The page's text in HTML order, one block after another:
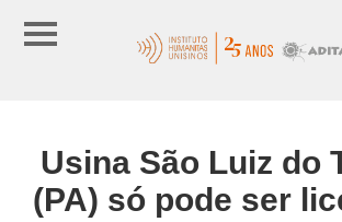
Usina São Luiz do
(PA) só pode ser